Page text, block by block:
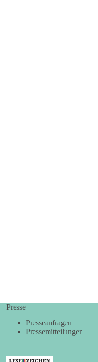
Presse
Presseanfragen
Pressemitteilungen